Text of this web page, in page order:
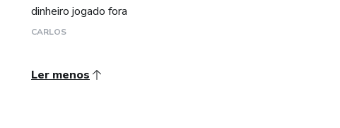
dinheiro jogado fora
CARLOS
Ler menos